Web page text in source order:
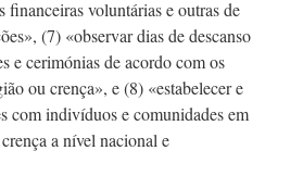
financeiras voluntárias e outras de
(7) «observar dias de descanso
e cerimónias de acordo com os
ou crença», e (8) «estabelecer e
com indivíduos e comunidades em
a nível nacional e